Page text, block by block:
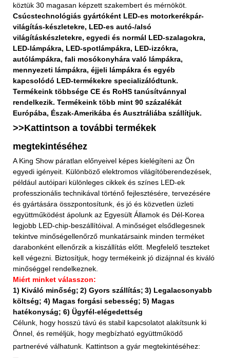
köztük 30 magasan képzett szakembert és mérnököt.
Csúcstechnológiás gyártóként LED-es motorkerékpár-
világítás-készletekre, LED-es autó-/alsó
világításkészletekre, egyedi és normál LED-szalagokra,
LED-lámpákra, LED-spotlámpákra, LED-izzókra,
autólámpákra, fali mosókonyhára való lámpákra,
mennyezeti lámpákra, éjjeli lámpákra és egyéb
kapcsolódó LED-termékekre specializálódtunk.
Termékeink többsége CE és RoHS tanúsítvánnyal
rendelkezik. Termékeink több mint 90 százalékát
Európába, Észak-Amerikába és Ausztráliába szállítjuk.
>>Kattintson a további termékek
megtekintéséhez
A King Show páratlan előnyeivel képes kielégíteni az Ön
egyedi igényeit. Különböző elektromos világítóberendezések,
például autóipari különleges cikkek és színes LED-ek
professzionális technikával történő fejlesztésére, tervezésére
és gyártására összpontosítunk, és jó és közvetlen üzleti
együttműködést ápolunk az Egyesült Államok és Dél-Korea
legjobb LED-chip-beszállítóival. A minőséget elsődlegesnek
tekintve minőségellenőrző munkatársaink minden terméket
darabonként ellenőrzik a kiszállítás előtt. Megfelelő teszteket
kell végezni. Biztosítjuk, hogy termékeink jó dizájnnal és kiváló
minőséggel rendelkeznek.
Miért minket válasszon:
1) Kiváló minőség; 2) Gyors szállítás; 3) Legalacsonyabb
költség; 4) Magas forgási sebesség; 5) Magas
hatékonyság; 6) Ügyfél-elégedettség
Célunk, hogy hosszú távú és stabil kapcsolatot alakítsunk ki
Önnel, és reméljük, hogy megbízható együttműködő
partnerévé válhatunk. Kattintson a gyár megtekintéséhez: